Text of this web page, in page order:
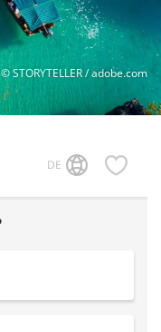
© STORYTELLER / adobe.com